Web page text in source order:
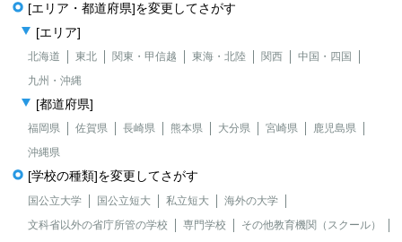
[エリア・都道府県]を変更してさがす
[エリア]
北海道 東北 関東・甲信越 東海・北陸 関西
中国・四国
九州・沖縄
[都道府県]
福岡県 佐賀県 長崎県 熊本県 大分県 宮崎県
鹿児島県
沖縄県
[学校の種類]を変更してさがす
国公立大学 国公立短大 私立短大
海外の大学
文科省以外の省庁所管の学校
専門学校
その他教育機関（スクール）